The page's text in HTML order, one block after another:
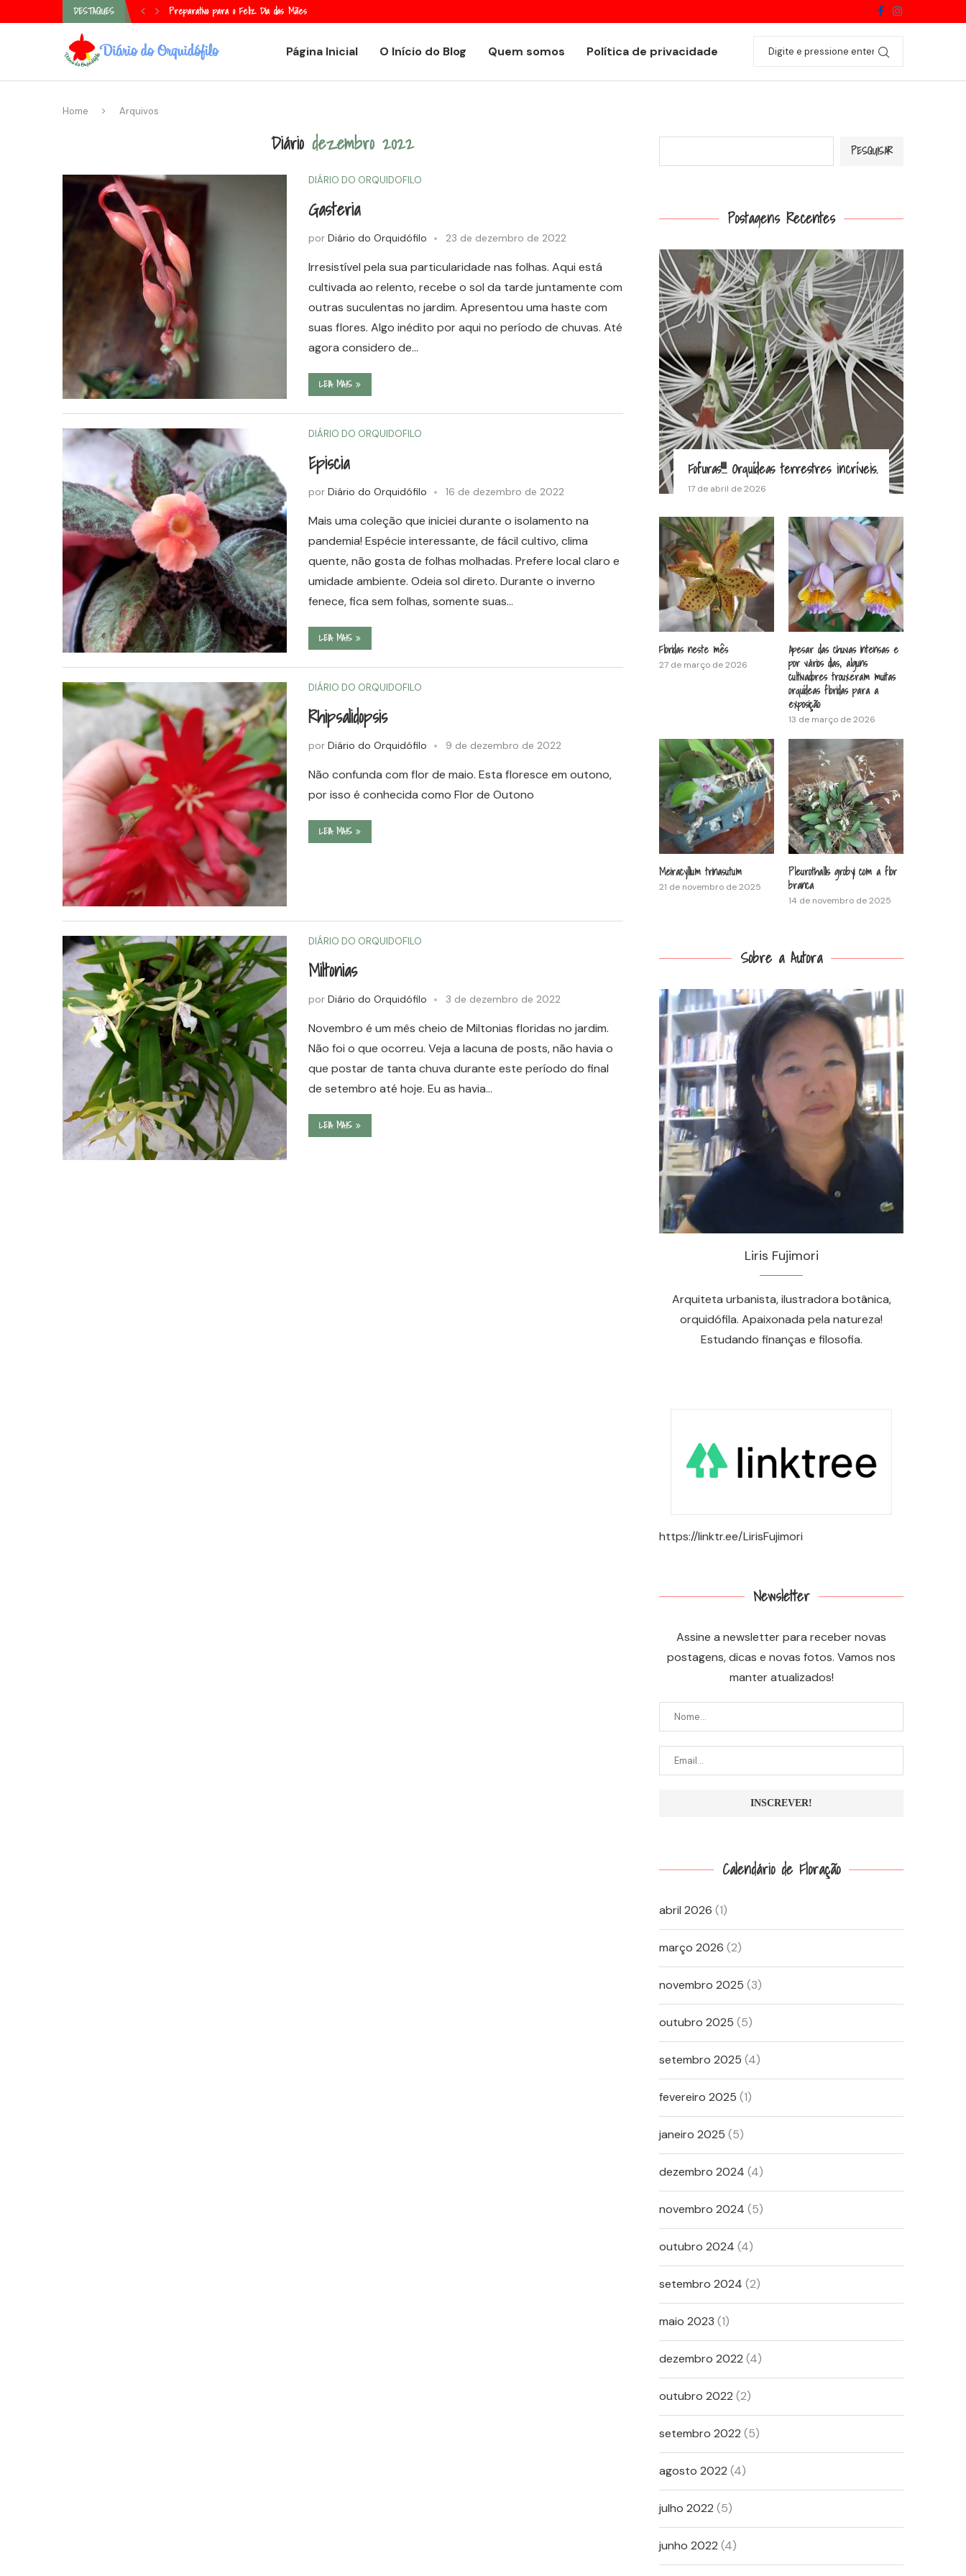
DESTAQUES Preparativo para o Feliz Dia das Mães
Episcia, tapete de rainha ou laço de amor
Página Inicial O Início do Blog Quem somos Política de privacidade
Home Arquivos
Diáriodezembro 2022
DIÁRIO DO ORQUIDOFILO
Gasteria
por Diário do Orquidófilo 23 de dezembro de 2022
Irresistível pela sua particularidade nas folhas. Aqui está
cultivada ao relento, recebe o sol da tarde juntamente com
outras suculentas no jardim. Apresentou uma haste com
suas flores. Algo inédito por aqui no período de chuvas. Até
agora considero de…
LEIA MAIS
DIÁRIO DO ORQUIDOFILO
Episcia
por Diário do Orquidófilo 16 de dezembro de 2022
Mais uma coleção que iniciei durante o isolamento na
pandemia! Espécie interessante, de fácil cultivo, clima
quente, não gosta de folhas molhadas. Prefere local claro e
umidade ambiente. Odeia sol direto. Durante o inverno
fenece, fica sem folhas, somente suas…
LEIA MAIS
DIÁRIO DO ORQUIDOFILO
Rhipsalidopsis
por Diário do Orquidófilo 9 de dezembro de 2022
Não confunda com flor de maio. Esta floresce em outono,
por isso é conhecida como Flor de Outono
LEIA MAIS
DIÁRIO DO ORQUIDOFILO
Miltonias
por Diário do Orquidófilo 3 de dezembro de 2022
Novembro é um mês cheio de Miltonias floridas no jardim.
Não foi o que ocorreu. Veja a lacuna de posts, não havia o
que postar de tanta chuva durante este período do final
de setembro até hoje. Eu as havia…
LEIA MAIS
PESQUISAR
Postagens Recentes
Fofuras!!!! Orquídeas terrestres incríveis.
17 de abril de 2026
Floridas neste mês
27 de março de 2026
Apesar das chuvas intensas e
por vários dias, alguns
cultivadores trouxeram muitas
orquídeas floridas para a
exposição
13 de março de 2026
Meiracyllium trinasutum
21 de novembro de 2025
Pleurothallis grobyi com a flor
branca
14 de novembro de 2025
Sobre a Autora
Liris Fujimori
Arquiteta urbanista, ilustradora botânica,
orquidófila. Apaixonada pela natureza!
Estudando finanças e filosofia.
https://linktr.ee/LirisFujimori
Newsletter
Assine a newsletter para receber novas
postagens, dicas e novas fotos. Vamos nos
manter atualizados!
Calendário de Floração
abril 2026 (1)
março 2026 (2)
novembro 2025 (3)
outubro 2025 (5)
setembro 2025 (4)
fevereiro 2025 (1)
janeiro 2025 (5)
dezembro 2024 (4)
novembro 2024 (5)
outubro 2024 (4)
setembro 2024 (2)
maio 2023 (1)
dezembro 2022 (4)
outubro 2022 (2)
setembro 2022 (5)
agosto 2022 (4)
julho 2022 (5)
junho 2022 (4)